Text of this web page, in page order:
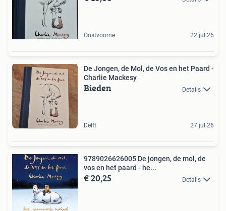
Oostvoorne 22 jul 26
De Jongen, de Mol, de Vos en het Paard -
Charlie Mackesy
Bieden Details
Delft 27 jul 26
9789026626005 De jongen, de mol, de
vos en het paard - he...
€ 20,25 Details